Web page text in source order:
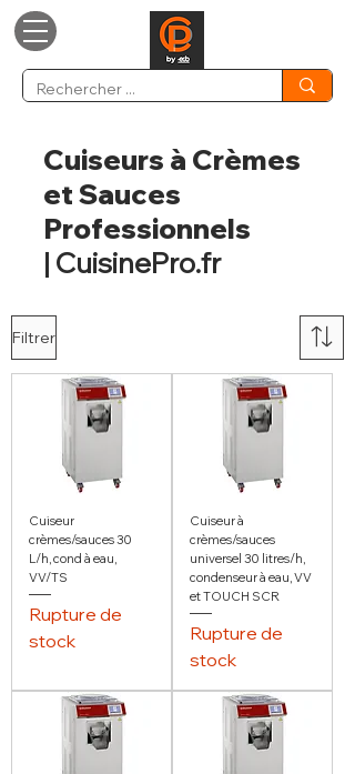
Cuiseurs à Crèmes
et Sauces
Professionnels
| CuisinePro.fr
Filtrer
Cuiseur
crèmes/sauces 30
L/h, cond à eau,
VV/TS
Rupture de
stock
Cuiseur à
crèmes/sauces
universel 30 litres/h,
condenseur à eau, VV
et TOUCH SCR
Rupture de
stock